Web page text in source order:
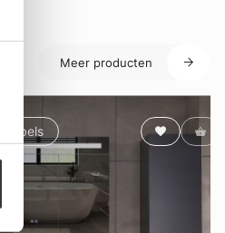
Meer producten
Meubels